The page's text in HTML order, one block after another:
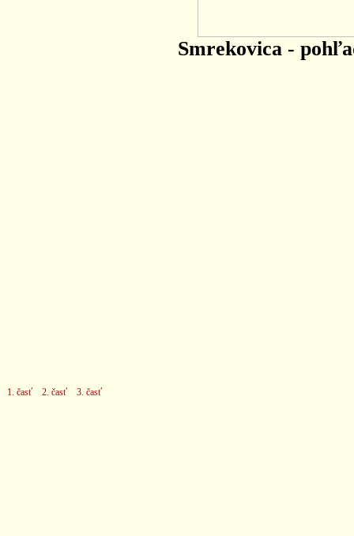
Smrekovica -
1. časť 2. časť 3. časť